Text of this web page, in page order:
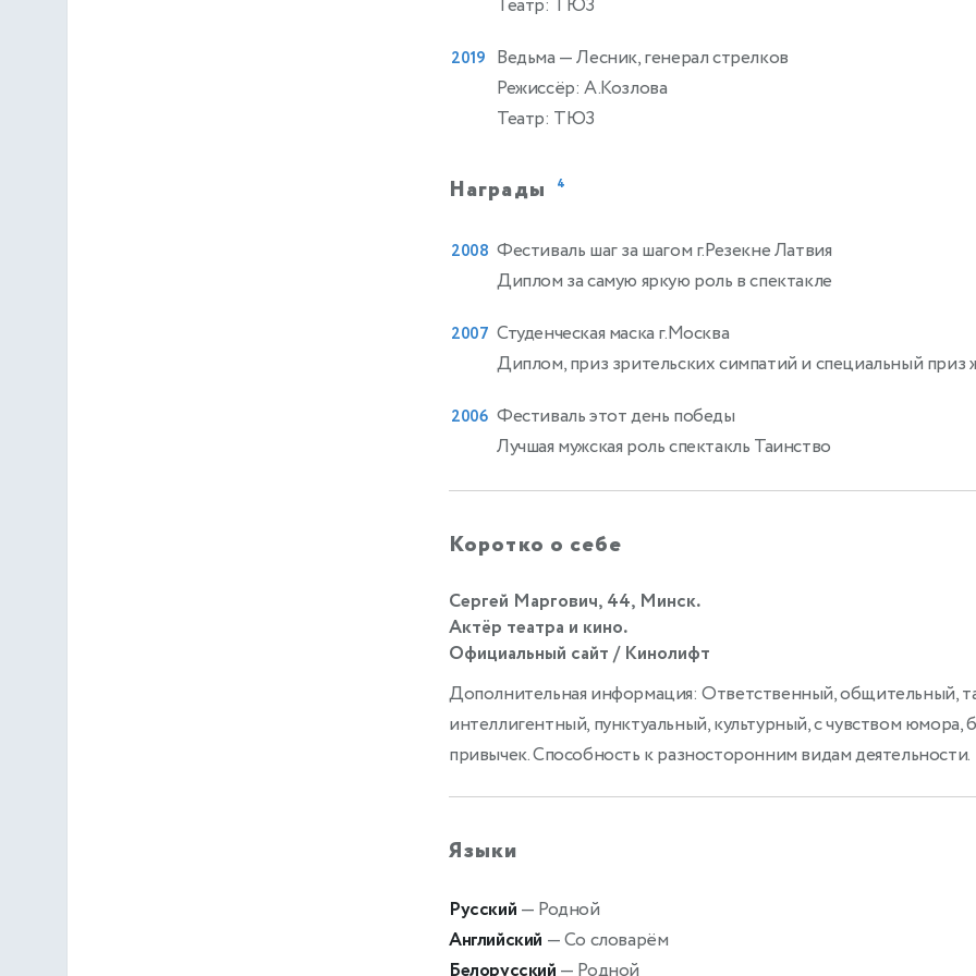
Театр: ТЮЗ
2019 Ведьма — Лесник, генерал стрелков
Режиссёр: А.Козлова
Театр: ТЮЗ
Награды 4
2008 Фестиваль шаг за шагом г.Резекне Латвия
Диплом за самую яркую роль в спектакле
2007 Студенческая маска г.Москва
Диплом, приз зрительских симпатий и специальный
2006 Фестиваль этот день победы
Лучшая мужская роль спектакль Таинство
Коротко о себе
Сергей Маргович, 44, Минск.
Актёр театра и кино.
Официальный сайт / Кинолифт
Дополнительная информация: Ответственный, общительный,
интеллигентный, пунктуальный, культурный, с чувством юмора,
привычек. Способность к разносторонним видам деятельности.
Языки
Русский — Родной
Английский — Со словарём